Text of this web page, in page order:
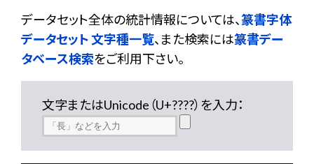
データセット全体の統計情報については、篆書字体
データセット 文字種一覧、また検索には篆書デー
タベース検索をご利用下さい。
文字またはUnicode（U+????）を入力：